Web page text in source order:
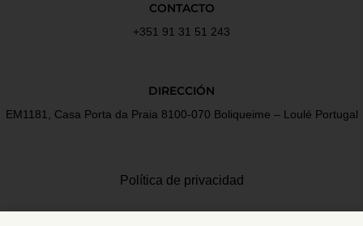
CONTACTO
+351 91 31 51 243
DIRECCIÓN
EM1181, Casa Porta da Praia 8100-070 Boliqueime – Loulé Portugal
Política de privacidad